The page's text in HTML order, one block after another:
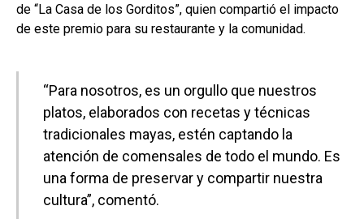
de “La Casa de los Gorditos”, quien compartió el impacto
de este premio para su restaurante y la comunidad.
“Para nosotros, es un orgullo que nuestros
platos, elaborados con recetas y técnicas
tradicionales mayas, estén captando la
atención de comensales de todo el mundo. Es
una forma de preservar y compartir nuestra
cultura”, comentó.